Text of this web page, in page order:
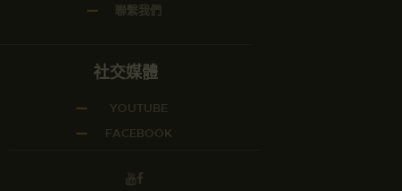
聯繫我們
社交媒體
YOUTUBE
FACEBOOK